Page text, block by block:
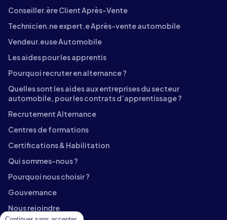
Conseiller.ère Client Après-Vente
Technicien.ne expert.e Après-vente automobile
Vendeur.euse Automobile
Les aides pour les apprentis
Pourquoi recruter en alternance ?
Quelles sont les aides aux entreprises du secteur
automobile, pour les contrats d’apprentissage ?
Recrutement Alternance
Centres de formations
Certifications & Habilitation
Qui sommes-nous ?
Pourquoi nous choisir ?
Gouvernance
Nous rejoindre